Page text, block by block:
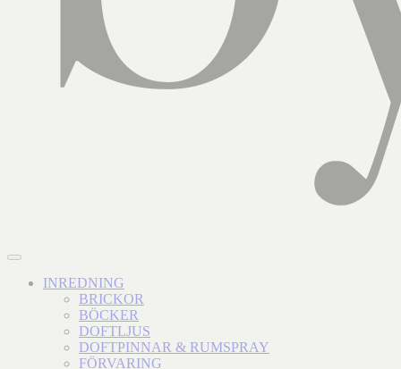
INREDNING
BRICKOR
BÖCKER
DOFTLJUS
DOFTPINNAR & RUMSPRAY
FÖRVARING